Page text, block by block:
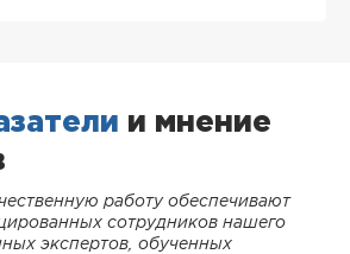
и мнение
работу обеспечивают
сотрудников нашего
экспертов, обученных